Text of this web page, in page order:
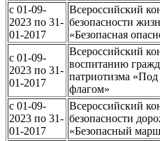
c 01-09-
2023 по 31-
01-2017
Всероссийский
безопасности
«Безопасная
c 01-09-
2023 по 31-
01-2017
Всероссийский
воспитанию
патриотизма
флагом»
c 01-09-
2023 по 31-
01-2017
Всероссийский
безопасности
«Безопасный